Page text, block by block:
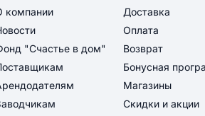
компании
"Счастье в дом"
Доставка
Оплата
Возврат
Бонусная
Магазины
Скидки и акции